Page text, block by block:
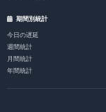
期間別統計
今日の遅延
週間統計
月間統計
年間統計